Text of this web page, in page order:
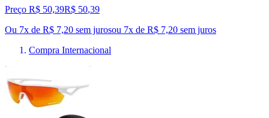
Preço R$ 50,39R$ 50,39
Ou 7x de R$ 7,20 sem jurosou 7x de R$ 7,20 sem juros
Compra Internacional